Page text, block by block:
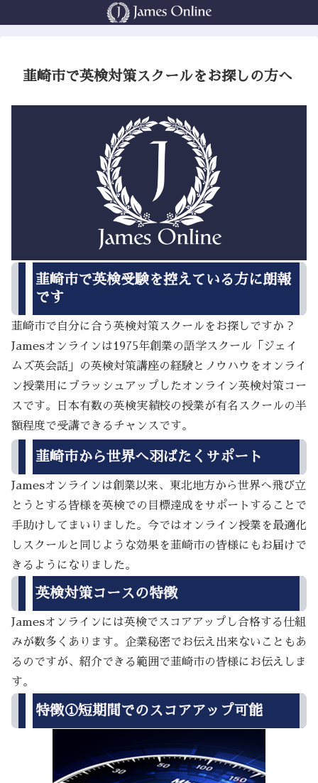
韮崎市で英検対策スクールをお探しの方へ
韮崎市で英検受験を控えている方に朗報
です
韮崎市で自分に合う英検対策スクールをお探しですか？
Jamesオンラインは1975年創業の語学スクール「ジェイ
ムズ英会話」の英検対策講座の経験とノウハウをオンライ
ン授業用にブラッシュアップしたオンライン英検対策コー
スです。日本有数の英検実績校の授業が有名スクールの半
額程度で受講できるチャンスです。
韮崎市から世界へ羽ばたくサポート
Jamesオンラインは創業以来、東北地方から世界へ飛び立
とうとする皆様を英検での目標達成をサポートすることで
手助けしてまいりました。今ではオンライン授業を最適化
しスクールと同じような効果を韮崎市の皆様にもお届けで
きるようになりました。
英検対策コースの特徴
Jamesオンラインには英検でスコアアップし合格する仕組
みが数多くあります。企業秘密でお伝え出来ないこともあ
るのですが、紹介できる範囲で韮崎市の皆様にお伝えしま
す。
特徴①短期間でのスコアアップ可能